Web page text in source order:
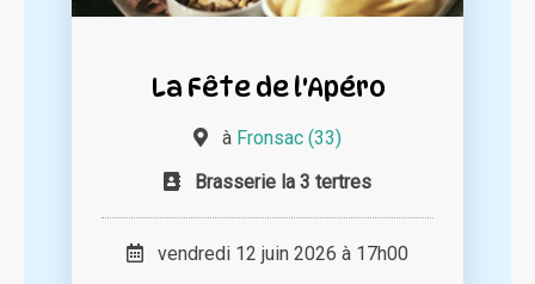
La Fête de l'Apéro
à Fronsac (33)
Brasserie la 3 tertres
vendredi 12 juin 2026 à 17h00